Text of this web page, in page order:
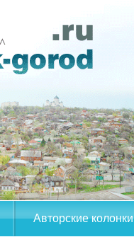
Авторские колонки